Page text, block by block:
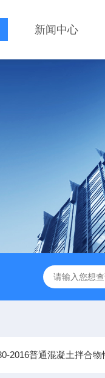
新闻中心
凝土泌水率试验容量
2016普通混凝土拌合